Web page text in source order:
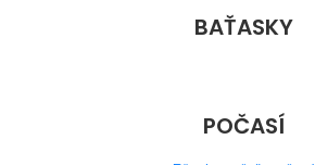
BAŤASKY
POČASÍ